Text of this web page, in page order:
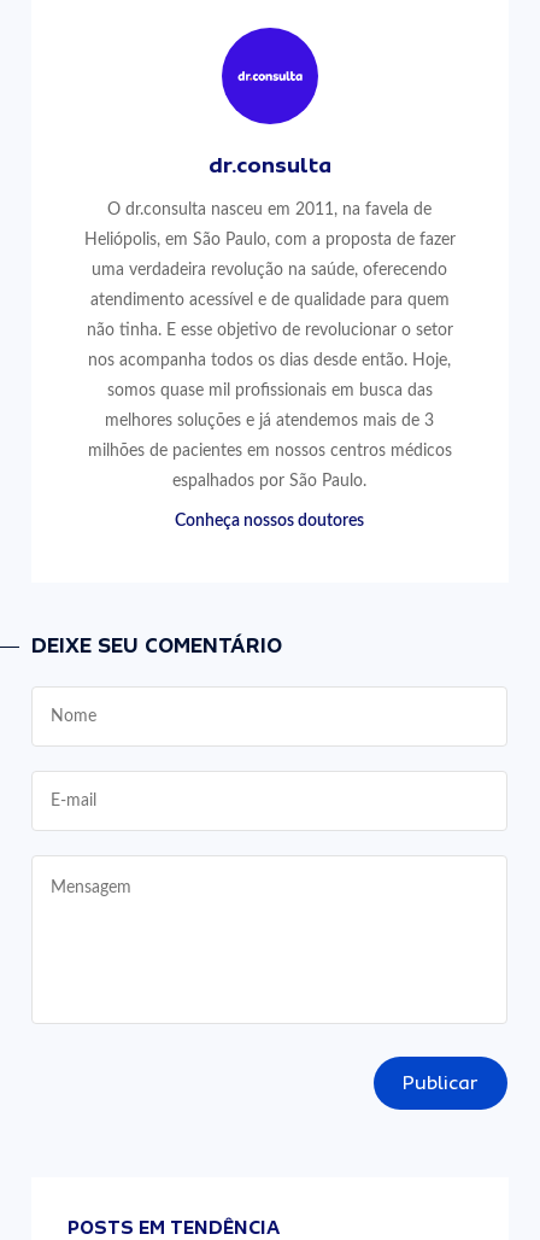
dr.consulta
O dr.consulta nasceu em 2011, na favela de
Heliópolis, em São Paulo, com a proposta de fazer
uma verdadeira revolução na saúde, oferecendo
atendimento acessível e de qualidade para quem
não tinha. E esse objetivo de revolucionar o setor
nos acompanha todos os dias desde então. Hoje,
somos quase mil profissionais em busca das
melhores soluções e já atendemos mais de 3
milhões de pacientes em nossos centros médicos
espalhados por São Paulo.
Conheça nossos doutores
DEIXE SEU COMENTÁRIO
Publicar
POSTS EM TENDÊNCIA